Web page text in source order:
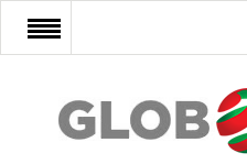
FŐOLDAL